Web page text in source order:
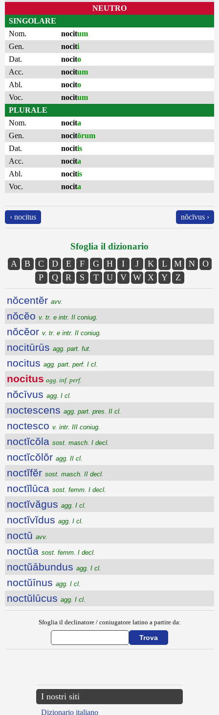
NEUTRO
SINGOLARE
Nom.
nocitum
Gen.
nociti
Dat.
nocito
Acc.
nocitum
Abl.
nocito
Voc.
nocitum
PLURALE
Nom.
nocita
Gen.
nocitōrum
Dat.
nocitis
Acc.
nocita
Abl.
nocitis
Voc.
nocita
‹ nocitus nŏcīvus ›
Sfoglia il dizionario
A B C D E F G H I J K L M N
O
P
Q R S T U V W X Y Z
nŏcentĕr avv.
nŏcĕo v. tr. e intr. II coniug.
nŏcĕor v. tr. e intr. II coniug.
nocitūrūs agg. part. fut.
nocitus agg. part. perf. I cl.
nocitus agg. inf. perf.
nŏcīvus agg. I cl.
noctescens agg. part. pres. II cl.
noctesco v. intr. III coniug.
noctĭcŏla sost. masch. I decl.
noctĭcŏlŏr agg. II cl.
noctĭfĕr sost. masch. II decl.
noctĭlūca sost. femm. I decl.
noctĭvăgus agg. I cl.
noctĭvĭdus agg. I cl.
noctū avv.
noctŭa sost. femm. I decl.
noctŭābundus agg. I cl.
noctŭīnus agg. I cl.
noctŭlūcus agg. I cl.
Sfoglia il declinatore / coniugatore latino a partire da:
I nostri siti
Dizionario italiano